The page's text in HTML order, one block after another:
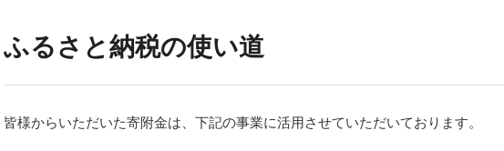
スポーツ・アウトドア
静岡県
熱海市
愛知県
ふるさと納税の使い道
皆様からいただいた寄附金は、下記の事業に活用させていただいております。